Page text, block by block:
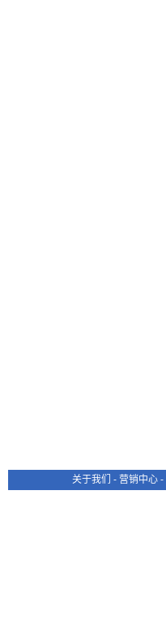
关于我们 - 营销中心 -